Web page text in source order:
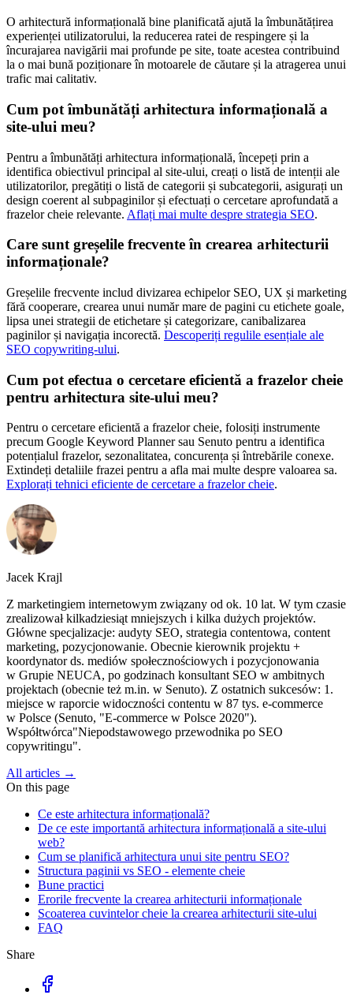
O arhitectură informațională bine planificată ajută la îmbunătățirea
experienței utilizatorului, la reducerea ratei de respingere și la
încurajarea navigării mai profunde pe site, toate acestea contribuind
la o mai bună poziționare în motoarele de căutare și la atragerea unui
trafic mai calitativ.
Cum pot îmbunătăți arhitectura informațională a
site-ului meu?
Pentru a îmbunătăți arhitectura informațională, începeți prin a
identifica obiectivul principal al site-ului, creați o listă de intenții ale
utilizatorilor, pregătiți o listă de categorii și subcategorii, asigurați un
design coerent al subpaginilor și efectuați o cercetare aprofundată a
frazelor cheie relevante. Aflați mai multe despre strategia SEO.
Care sunt greșelile frecvente în crearea arhitecturii
informaționale?
Greșelile frecvente includ divizarea echipelor SEO, UX și marketing
fără cooperare, crearea unui număr mare de pagini cu etichete goale,
lipsa unei strategii de etichetare și categorizare, canibalizarea
paginilor și navigația incorectă. Descoperiți regulile esențiale ale
SEO copywriting-ului.
Cum pot efectua o cercetare eficientă a frazelor cheie
pentru arhitectura site-ului meu?
Pentru o cercetare eficientă a frazelor cheie, folosiți instrumente
precum Google Keyword Planner sau Senuto pentru a identifica
potențialul frazelor, sezonalitatea, concurența și întrebările conexe.
Extindeți detaliile frazei pentru a afla mai multe despre valoarea sa.
Explorați tehnici eficiente de cercetare a frazelor cheie.
Jacek Krajl
Z marketingiem internetowym związany od ok. 10 lat. W tym czasie
zrealizował kilkadziesiąt mniejszych i kilka dużych projektów.
Główne specjalizacje: audyty SEO, strategia contentowa, content
marketing, pozycjonowanie. Obecnie kierownik projektu +
koordynator ds. mediów społecznościowych i pozycjonowania
w Grupie NEUCA, po godzinach konsultant SEO w ambitnych
projektach (obecnie też m.in. w Senuto). Z ostatnich sukcesów: 1.
miejsce w raporcie widoczności contentu w 87 tys. e-commerce
w Polsce (Senuto, "E-commerce w Polsce 2020").
Współtwórca"Niepodstawowego przewodnika po SEO
copywritingu".
All articles →
On this page
Ce este arhitectura informațională?
De ce este importantă arhitectura informațională a site-ului
web?
Cum se planifică arhitectura unui site pentru SEO?
Structura paginii vs SEO - elemente cheie
Bune practici
Erorile frecvente la crearea arhitecturii informaționale
Scoaterea cuvintelor cheie la crearea arhitecturii site-ului
FAQ
Share